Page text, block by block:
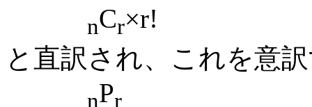
nCr×r!
と直訳され、これを意
nPr